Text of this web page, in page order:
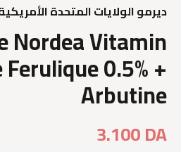
ديرمو الولايات المتحدة
Nordea Vitamin
0.5% +
Arbutine
3.100DA